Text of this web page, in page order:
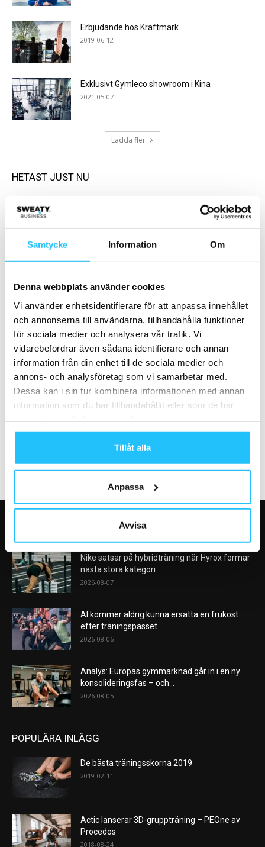
Samtycke Information Om
Denna webbplats använder cookies
Vi använder enhetsidentifierare för att anpassa innehållet
och annonserna till användarna, tillhandahålla funktioner
för sociala medier och analysera vår trafik. Vi
vidarebefordrar även sådana identifierare och annan
information från din enhet till de sociala medier och
annons- och analysföretag som vi samarbetar med.
Dessa kan i sin tur kombinera informationen med annan
information som du har tillhandahållit eller som de har
Tillåt alla
Anpassa
Avvisa
Erbjudande hos Kraftmark
2019-06-12
Exklusivt Gymleco showroom i Kina
2021-05-07
Ladda fler
HETAST JUST NU
Gästkrönika: ”Hej fitness-
digitala!”
STC öppnar nytt flaggskepp på
Business
SATS växer på Lidingö –
förvärvar M3 Gym & Padel
samt...
Business
Varför gym misslyckas med
PT-sälj – och vad som faktiskt
fungerar
Nike satsar på hybridträning när Hyrox formar
nästa stora kategori
2026-08-07
AI kommer aldrig kunna ersätta en frukost
efter träningspasset
2026-08-06
Analys: Europas gymmarknad går in i en ny
konsolideringsfas – och...
2026-08-05
POPULÄRA INLÄGG
De bästa träningsskorna 2019
2019-02-11
Actic lanserar 3D-gruppträning – PEOne av
Procedos
2018-08-24